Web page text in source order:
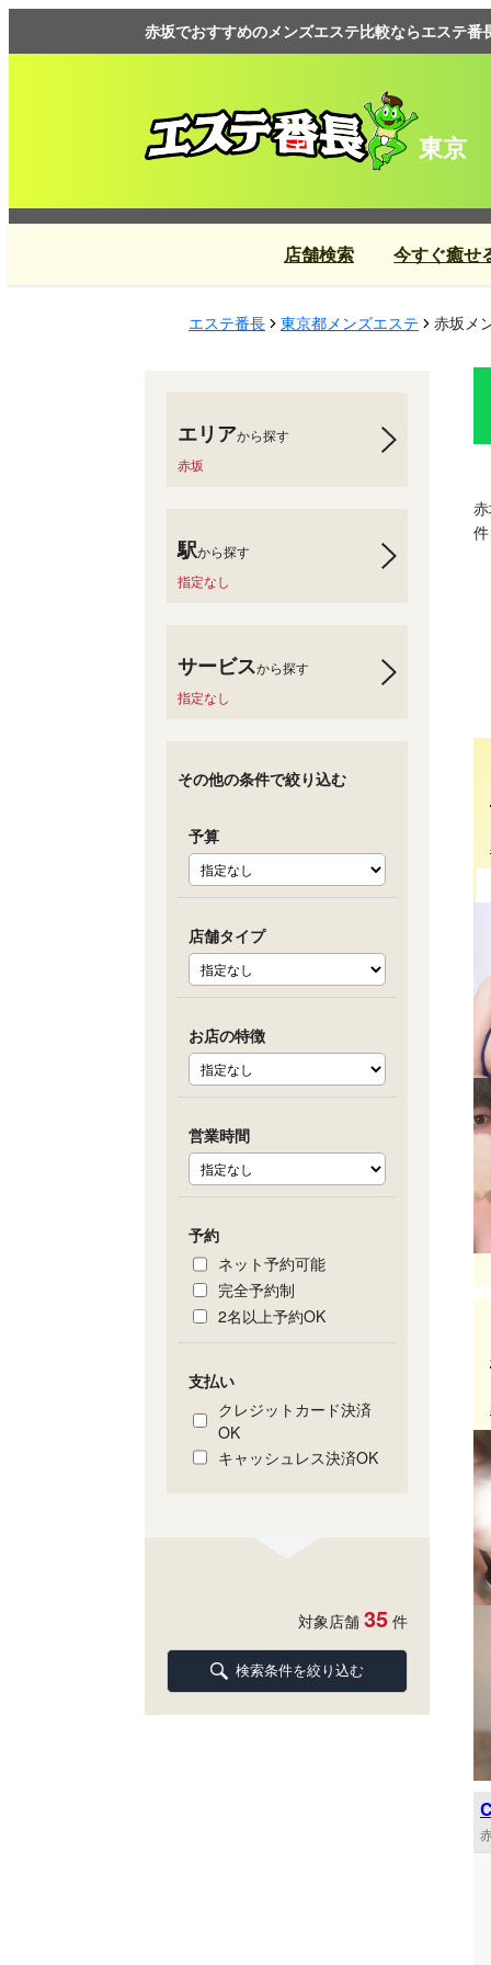
赤坂でおすすめのメンズエステ比較ならエステ番
東京
店舗検索 今すぐ癒せ
エステ番長 東京都メンズエステ 赤坂メ
エリアから探す
赤坂
駅から探す
指定なし
サービスから探す
指定なし
その他の条件で絞り込む
予算
店舗タイプ
お店の特徴
営業時間
予約
ネット予約可能
完全予約制
2名以上予約OK
支払い
クレジットカード決済
OK
キャッシュレス決済OK
対象店舗 35 件
検索条件を絞り込む